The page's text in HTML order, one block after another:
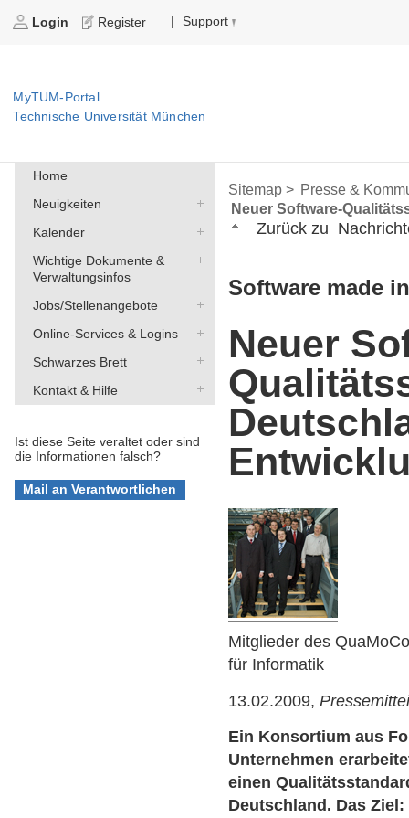
Login Register | Support
MyTUM-Portal
Technische Universität München
Home
Neuigkeiten
Kalender
Wichtige Dokumente &
Verwaltungsinfos
Jobs/Stellenangebote
Online-Services & Logins
Schwarzes Brett
Kontakt & Hilfe
Ist diese Seite veraltet oder sind
die Informationen falsch?
Sitemap > Presse &
Neuer Software-
Zurück zu
Software made
Neuer
Mitglieder des
für Informatik
13.02.2009,
Ein Konsortium aus
Unternehmen
einen
Deutschland. Das